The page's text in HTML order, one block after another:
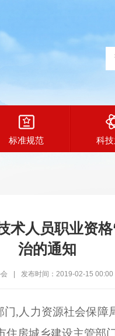
标准规范 科
术人员职业资
治的通知
发布时间：2019-02-15 00:00
门, 人力资源社会保障
房城乡建设主管部门